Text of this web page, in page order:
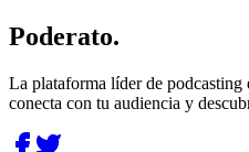
Poderato.
La plataforma líder de podcasting
conecta con tu audiencia y